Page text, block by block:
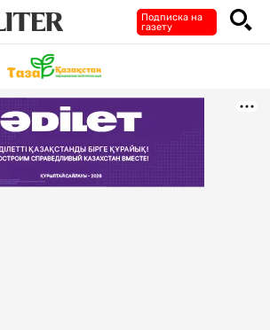
Подписка на
газету